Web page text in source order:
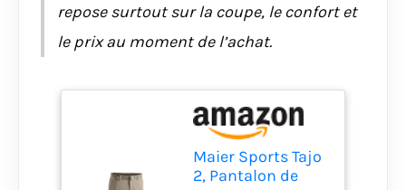
repose surtout sur la coupe, le confort et
le prix au moment de l’achat.
Maier Sports Tajo
2, Pantalon de